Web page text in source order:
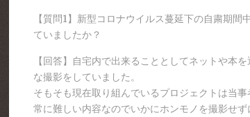
【質問1】新型コロナウイルス蔓延下の自粛期
ていましたか？
【回答】自宅内で出来ることとしてネットや本
な撮影をしていました。
そもそも現在取り組んでいるプロジェクトは当
常に難しい内容なのでいかにホンモノを撮影せ